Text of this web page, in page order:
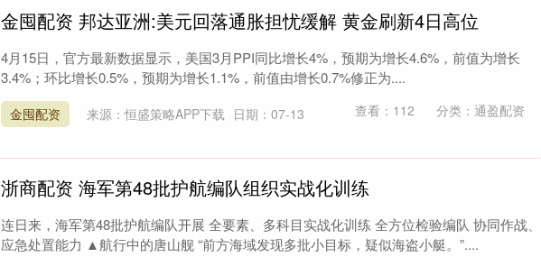
金囤配资 邦达亚洲:美元回落通胀担忧缓解 黄金刷新4日高位
4月15日，官方最新数据显示，美国3月PPI同比增长4%，预期为增长4.6%，前值为增长
3.4%；环比增长0.5%，预期为增长1.1%，前值由增长0.7%修正为....
金囤配资 来源：恒盛策略APP下载 日期：07-13 查看： 112 分类： 通盈配资
浙商配资 海军第48批护航编队组织实战化训练
连日来，海军第48批护航编队开展 全要素、多科目实战化训练 全方位检验编队 协同作战、
应急处置能力 ▲航行中的唐山舰 “前方海域发现多批小目标，疑似海盗小艇。”....